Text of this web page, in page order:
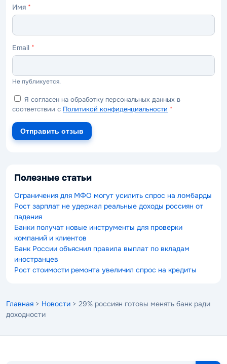
Имя *
Email *
Не публикуется.
Я согласен на обработку персональных данных в
соответствии с Политикой конфиденциальности *
Отправить отзыв
Полезные статьи
Ограничения для МФО могут усилить спрос на ломбарды
Рост зарплат не удержал реальные доходы россиян от
падения
Банки получат новые инструменты для проверки
компаний и клиентов
Банк России объяснил правила выплат по вкладам
иностранцев
Рост стоимости ремонта увеличил спрос на кредиты
Главная > Новости > 29% россиян готовы менять банк ради
доходности